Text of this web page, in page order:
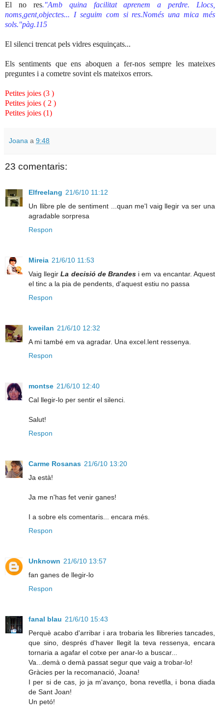
El no res."Amb quina facilitat aprenem a perdre. Llocs,
noms,gent,objectes... I seguim com si res.Només una mica més
sols."pàg.115
El silenci trencat pels vidres esquinçats...
Els sentiments que ens aboquen a fer-nos sempre les mateixes
preguntes i a cometre sovint els mateixos errors.
Petites joies (3 )
Petites joies ( 2 )
Petites joies (1)
Joana a 9:48
23 comentaris:
Elfreelang 21/6/10 11:12
Un llibre ple de sentiment ...quan me'l vaig llegir va ser una
agradable sorpresa
Respon
Mireia 21/6/10 11:53
Vaig llegirLa decisió de Brandes i em va encantar. Aquest
el tinc a la pia de pendents, d'aquest estiu no passa
Respon
kweilan 21/6/10 12:32
A mi també em va agradar. Una excel.lent ressenya.
Respon
montse 21/6/10 12:40
Cal llegir-lo per sentir el silenci.
Salut!
Respon
Carme Rosanas 21/6/10 13:20
Ja està!
Ja me n'has fet venir ganes!
I a sobre els comentaris... encara més.
Respon
Unknown 21/6/10 13:57
fan ganes de llegir-lo
Respon
fanal blau 21/6/10 15:43
Perquè acabo d'arribar i ara trobaria les llibreries tancades,
que sino, després d'haver llegit la teva ressenya, encara
tornaria a agafar el cotxe per anar-lo a buscar...
Va...demà o demà passat segur que vaig a trobar-lo!
Gràcies per la recomanació, Joana!
I per si de cas, jo ja m'avanço, bona revetlla, i bona diada
de Sant Joan!
Un petó!